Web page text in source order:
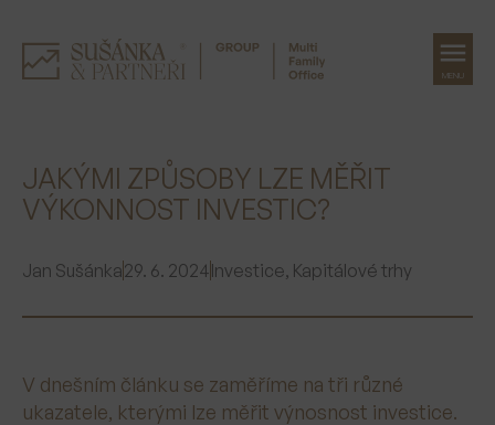
obsah
MENU
JAKÝMI ZPŮSOBY LZE MĚŘIT
VÝKONNOST INVESTIC?
Jan Sušánka29. 6. 2024Investice, Kapitálové trhy
V dnešním článku se zaměříme na tři různé
ukazatele, kterými lze měřit výnosnost investice.